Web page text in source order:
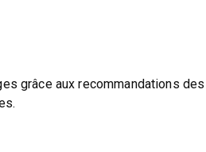
grâce aux recommandations des